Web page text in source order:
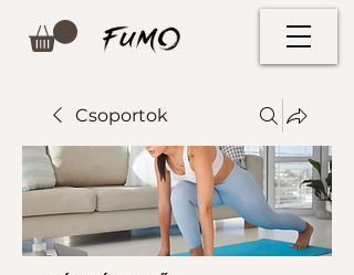
Csoportok